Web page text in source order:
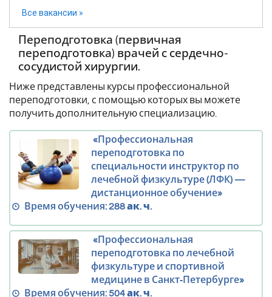
Все вакансии »
Переподготовка (первичная
переподготовка) врачей с сердечно-
сосудистой хирургии.
Ниже представлены курсы профессиональной
переподготовки, с помощью которых вы можете
получить дополнительную специализацию.
«Профессиональная
переподготовка по
специальности инструктор по
лечебной физкультуре (ЛФК) —
дистанционное обучение»
Время обучения:288 ак. ч.
«Профессиональная
переподготовка по лечебной
физкультуре и спортивной
медицине в Санкт‑Петербурге»
Время обучения:504 ак. ч.